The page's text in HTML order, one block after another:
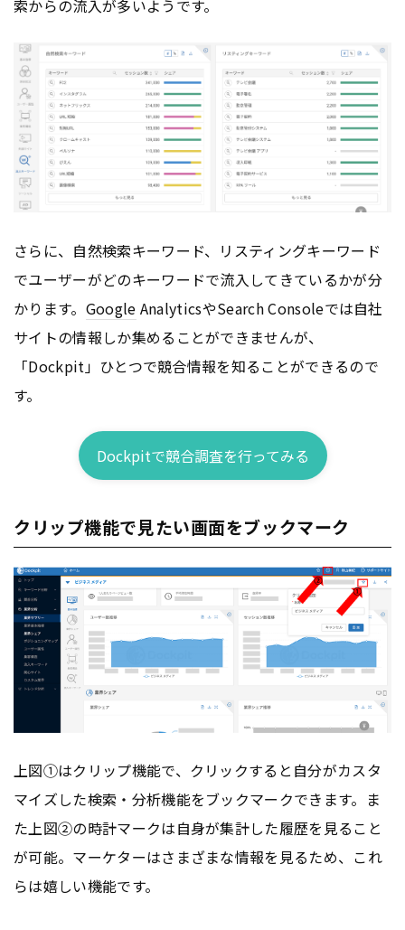
索からの流入が多いようです。
さらに、自然検索キーワード、リスティングキーワード
でユーザーがどのキーワードで流入してきているかが分
かります。 Google AnalyticsやSearch Consoleでは自社
サイトの情報しか集めることができませんが、
「Dockpit」ひとつで競合情報を知ることができるので
す。
Dockpitで競合調査を行ってみる
クリップ機能で見たい画面をブックマーク
上図①はクリップ機能で、クリックすると自分がカスタ
マイズした検索・分析機能をブックマークできます。ま
た上図②の時計マークは自身が集計した履歴を見ること
が可能。マーケターはさまざまな情報を見るため、これ
らは嬉しい機能です。